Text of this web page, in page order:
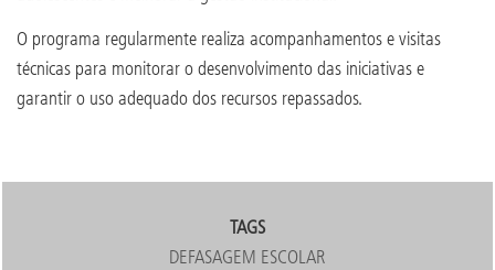
O programa regularmente realiza acompanhamentos e visitas
técnicas para monitorar o desenvolvimento das iniciativas e
garantir o uso adequado dos recursos repassados.
TAGS
DEFASAGEM ESCOLAR